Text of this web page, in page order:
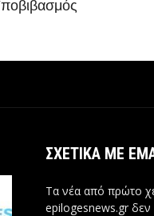
ΣΧΕΤΙΚΆ ΜΕ
Τα νέα από πρώτο
epilogesnews.gr δεν